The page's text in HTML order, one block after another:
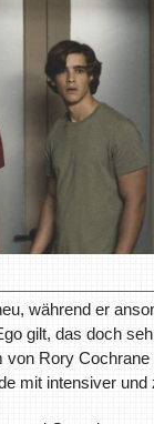
während er
gilt, das doch
von Rory Cochrane
mit intensiver